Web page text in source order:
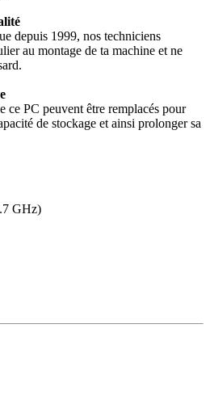
depuis 1999, nos techniciens
au montage de ta machine et ne
ce PC peuvent être remplacés pour
de stockage et ainsi prolonger sa
GHz)